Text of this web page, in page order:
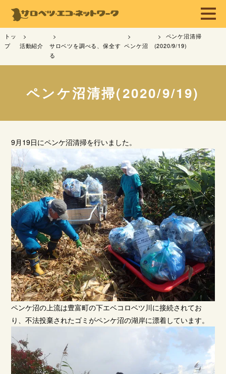
トッ
プ
活動紹介
サロベツを調べる、保全す
る
ペンケ沼
ペンケ沼清掃
(2020/9/19)
ペンケ沼清掃(2020/9/19)
9月19日にペンケ沼清掃を行いました。
ペンケ沼の上流は豊富町の下エベコロベツ川に接続されてお
り、不法投棄されたゴミがペンケ沼の湖岸に漂着しています。